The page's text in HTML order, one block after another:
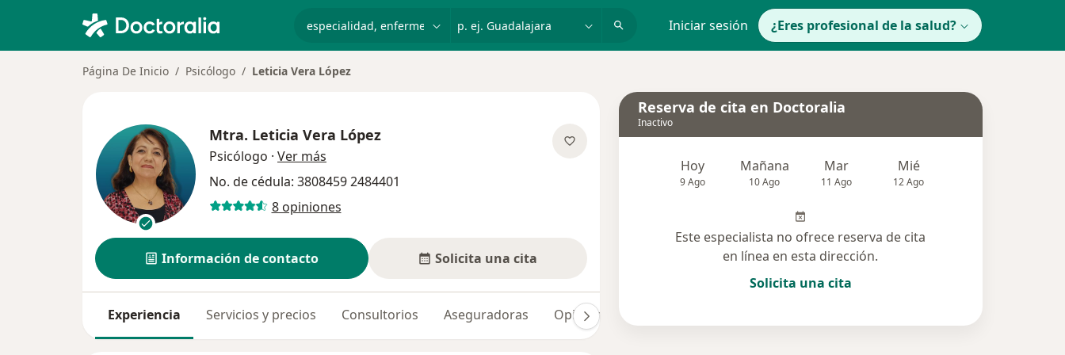
Iniciar sesión ¿Eres profesional de la salud?
Página De Inicio Psicólogo Leticia Vera López
Mtra. Leticia Vera López
Psicólogo · Ver más
No. de cédula: 3808459 2484401
8 opiniones
Información de contacto Solicita una cita
Experiencia Servicios y precios Consultorios Aseguradoras Opiniones (8)
Reserva de cita en Doctoralia
Inactivo
Hoy
9 Ago
Mañana
10 Ago
Mar
11 Ago
Mié
12 Ago
Este especialista no ofrece reserva de cita
en línea en esta dirección.
Solicita una cita